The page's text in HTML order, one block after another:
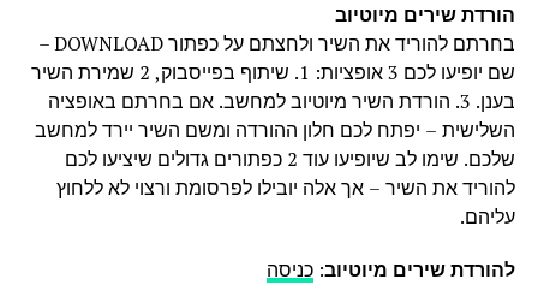
הורדת שירים מיוטיוב
בחרתם להוריד את השיר ולחצתם על כפתור DOWNLOAD –
שם יופיעו לכם 3 אופציות: 1. שיתוף בפייסבוק, 2 שמירת השיר
בענן. 3. הורדת השיר מיוטיוב למחשב. אם בחרתם באופציה
השלישית – יפתח לכם חלון ההורדה ומשם השיר יירד למחשב
שלכם. שימו לב שיופיעו עוד 2 כפתורים גדולים שיציעו לכם
להוריד את השיר – אך אלה יובילו לפרסומת ורצוי לא ללחוץ
עליהם.
להורדת שירים מיוטיוב: כניסה